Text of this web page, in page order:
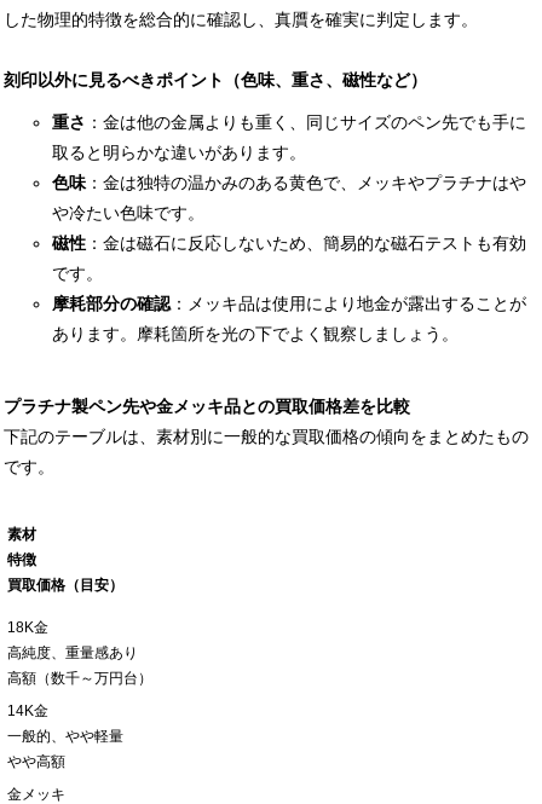
した物理的特徴を総合的に確認し、真贋を確実に判定します。
刻印以外に見るべきポイント（色味、重さ、磁性など）
重さ ：金は他の金属よりも重く、同じサイズのペン先でも手に
取ると明らかな違いがあります。
色味 ：金は独特の温かみのある黄色で、メッキやプラチナはや
や冷たい色味です。
磁性 ：金は磁石に反応しないため、簡易的な磁石テストも有効
です。
摩耗部分の確認 ：メッキ品は使用により地金が露出することが
あります。摩耗箇所を光の下でよく観察しましょう。
プラチナ製ペン先や金メッキ品との買取価格差を比較
下記のテーブルは、素材別に一般的な買取価格の傾向をまとめたもの
です。
素材
特徴
買取価格（目安）
18K金
高純度、重量感あり
高額（数千～万円台）
14K金
一般的、やや軽量
やや高額
金メッキ